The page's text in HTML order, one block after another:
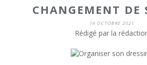
CHANGEMENT DE
16 OCTOBRE 2021
Rédigé par la